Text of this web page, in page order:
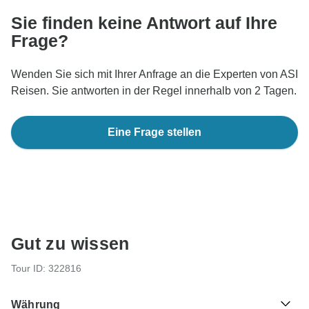
Sie finden keine Antwort auf Ihre
Frage?
Wenden Sie sich mit Ihrer Anfrage an die Experten von ASI
Reisen. Sie antworten in der Regel innerhalb von 2 Tagen.
Eine Frage stellen
Gut zu wissen
Tour ID: 322816
Währung